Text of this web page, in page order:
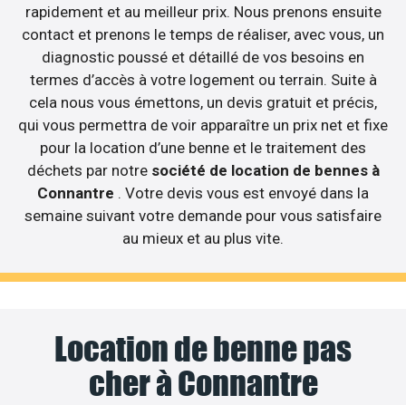
rapidement et au meilleur prix. Nous prenons ensuite
contact et prenons le temps de réaliser, avec vous, un
diagnostic poussé et détaillé de vos besoins en
termes d’accès à votre logement ou terrain. Suite à
cela nous vous émettons, un devis gratuit et précis,
qui vous permettra de voir apparaître un prix net et fixe
pour la location d’une benne et le traitement des
déchets par notre société de location de bennes à
Connantre . Votre devis vous est envoyé dans la
semaine suivant votre demande pour vous satisfaire
au mieux et au plus vite.
Location de benne pas
cher à Connantre